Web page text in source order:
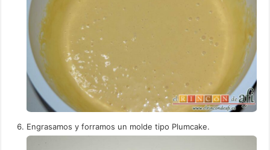
Engrasamos y forramos un molde tipo Plumcake.